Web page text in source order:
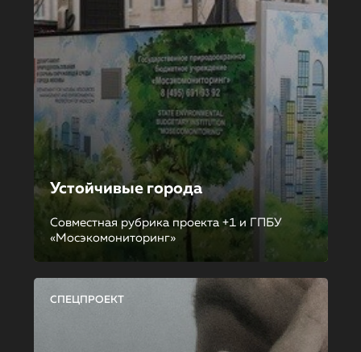
Устойчивые города
Совместная рубрика проекта +1 и ГПБУ
«Мосэкомониторинг»
СПЕЦПРОЕКТ